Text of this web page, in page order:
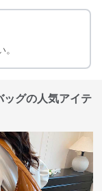
ッグの人気アイテ